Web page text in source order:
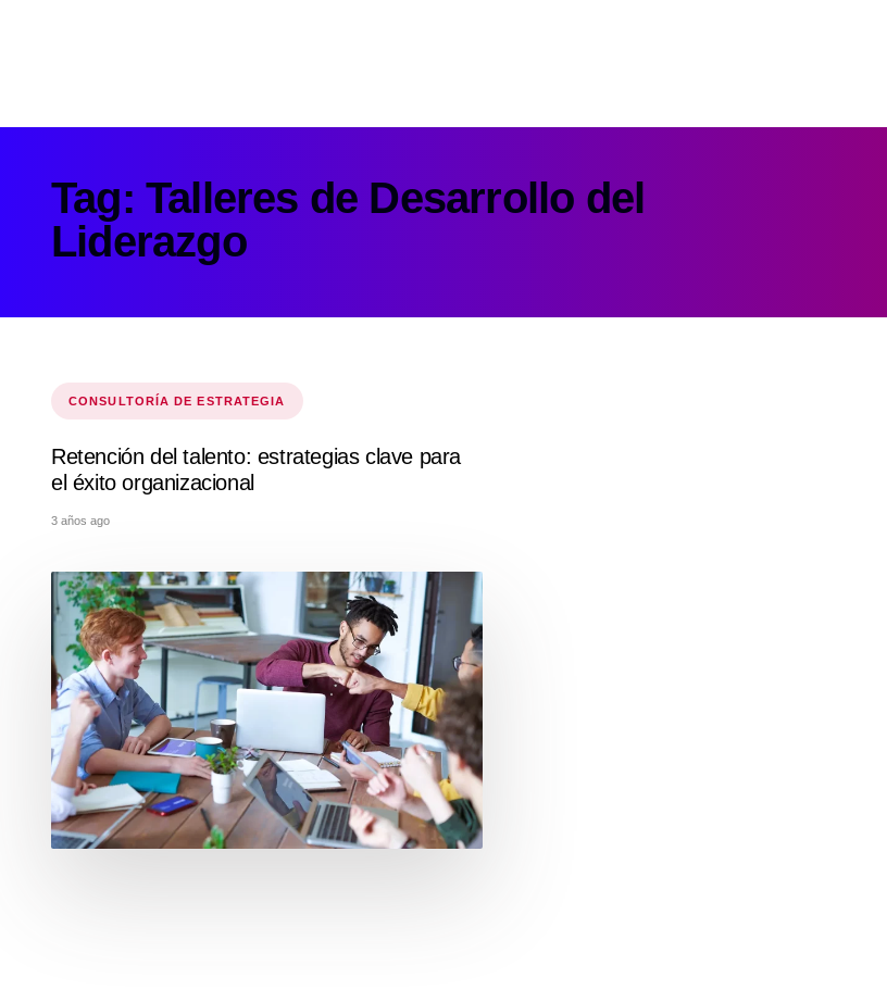
Tag: Talleres de Desarrollo del
Liderazgo
Tags
CONSULTORÍA DE ESTRATEGIA
Retención del talento: estrategias clave para
el éxito organizacional
3 años ago